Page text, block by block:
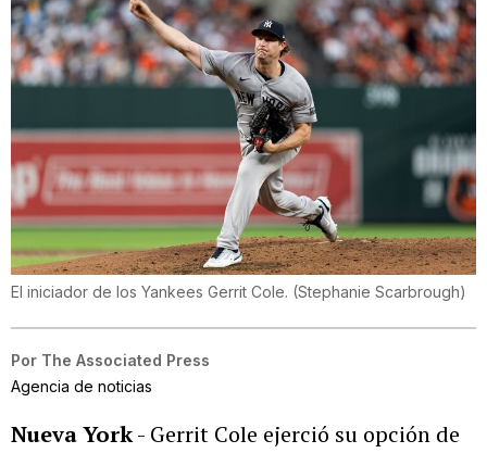
El iniciador de los Yankees Gerrit Cole. (Stephanie Scarbrough)
Por The Associated Press
Agencia de noticias
Nueva York- Gerrit Cole ejerció su opción de